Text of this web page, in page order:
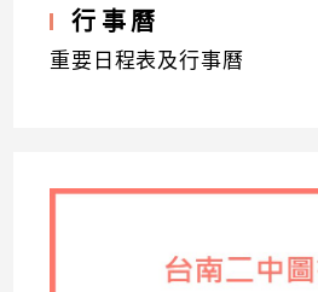
行事曆
重要日程表及行事曆